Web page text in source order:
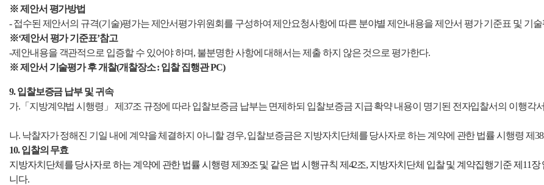
※ 제안서 평가방법
- 접수된 제안서의 규격(기술)평가는제안서평가위원회를 구성하여 제안요청사항에 따른 분야별 제안내용을 제안서 평가 기준표 및 기
※‘제안서 평가 기준표’참고
-제안내용을 객관적으로 입증할 수 있어야 하며, 불분명한 사항에 대해서는 제출 하지 않은 것으로 평가한다.
※ 제안서 기술평가 후 개찰(개찰장소 : 입찰 집행관 PC)
9. 입찰보증금 납부 및 귀속
가.「지방계약법 시행령」 제37조 규정에 따라입찰보증금 납부는 면제하되 입찰보증금 지급 확약 내용이 명기된 전자입찰서의 이행각
나.낙찰자가 정해진 기일 내에 계약을 체결하지 아니할 경우, 입찰보증금은 지방자치단체를 당사자로 하는 계약에 관한 법률 시행령 제
10. 입찰의 무효
지방자치단체를 당사자로 하는 계약에 관한 법률 시행령 제39조 및 같은 법 시행규칙 제42조, 지방자치단체 입찰 및 계약집행기준 제11
니다.